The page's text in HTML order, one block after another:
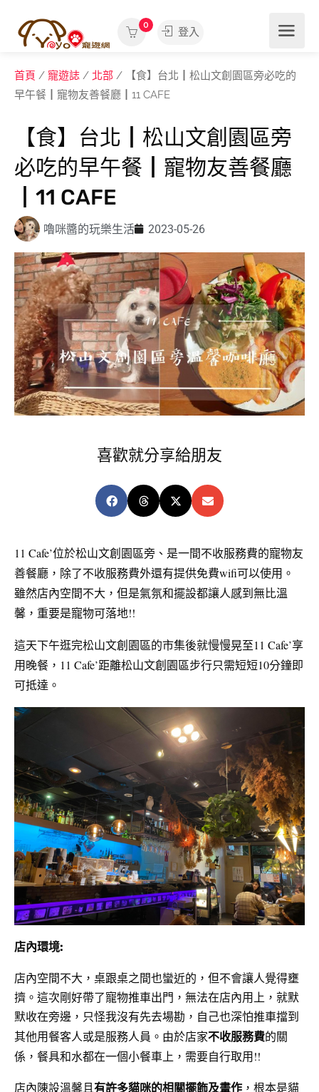
0
登入
首頁 / 寵遊誌 / 北部 / 【食】台北┃松山文創園區旁必吃的
早午餐┃寵物友善餐廳┃11 CAFE
【食】台北┃松山文創園區旁
必吃的早午餐┃寵物友善餐廳
┃11 CAFE
嚕咪醬的玩樂生活 2023-05-26
喜歡就分享給朋友
11 Cafe’位於松山文創園區旁、是一間不收服務費的寵物友
善餐廳， 除了不收服務費外還有提供免費wifi可以使用。
雖然店內空間不大，但是氣氛和擺設都讓人感到無比溫
馨，重要是寵物可落地!!
這天下午逛完松山文創園區的市集後就慢慢晃至11 Cafe’享
用晚餐， 11 Cafe’距離松山文創園區步行只需短短10分鐘即
可抵達。
店內環境:
店內空間不大，桌跟桌之間也蠻近的，但不會讓人覺得壅
擠。這次剛好帶了寵物推車出門，無法在店內用上，就默
默收在旁邊，只怪我沒有先去場勘，自己也深怕推車擋到
其他用餐客人或是服務人員。 由於店家不收服務費的關
係， 餐具和水都在一個小餐車上，需要自行取用!!
店內陳設溫馨且有許多貓咪的相關擺飾及畫作 ，根本是貓